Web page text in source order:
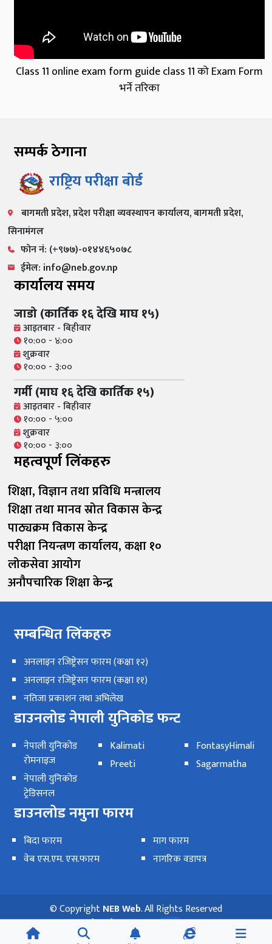
Class 11 online exam form guide class 11 को Exam Form
भर्ने तरिका
सम्पर्क ठेगाना
राष्ट्रिय परीक्षा बोर्ड
बागमती प्रदेश, प्रदेश परीक्षा व्यवस्थापन कार्यालय, बागमती प्रदेश,
सिनामंगल
फोन नं: (+९७७)-०१४४६५०७८
ईमेल: info@neb.gov.np
कार्यालय समय
जाडो (कार्तिक १६ देखि माघ १५)
आइतबार - बिहीवार
१०:०० - ४:००
शुक्रवार
१०:०० - ३:००
गर्मी (माघ १६ देखि कार्तिक १५)
आइतबार - बिहीवार
१०:०० - ५:००
शुक्रवार
१०:०० - ३:००
महत्वपूर्ण लिंकहरु
शिक्षा, विज्ञान तथा प्रविधि मन्त्रालय
शिक्षा तथा मानव स्रोत विकास केन्द्र
पाठ्यक्रम विकास केन्द्र
परीक्षा नियन्त्रण कार्यालय, कक्षा १०
लोकसेवा आयोग
अनौपचारिक शिक्षा केन्द्र
सम्बन्धित लिंकहरु
अनलाइन रजिष्ट्रेसन फारम (कक्षा १२)
अनलाइन रजिष्ट्रेसन फारम (कक्षा ११)
नतिजा प्रकाशन तथा अभिलेख
डाउनलोड नेपाली युनिकोड फन्ट
नेपाली युनिकोड
रोमनाइज
नेपाली युनिकोड
ट्रेडिसनल
Kalimati
Preeti
FontasyHimali
Sagarmatha
डाउनलोड नमुना फारम
बिदा फारम
वेब एस.एम. एस.फारम
माग फारम
नागरिक वडापत्र
© CopyrightNEB Web. All Rights Reserved
वेवसाईट आगन्तुकहरु: 35.7K
अन्तिम अपडेट: २०८२ फाल्गुण १४ गते बिहीबार